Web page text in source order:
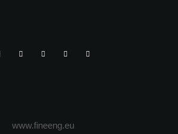
www.fineeng.eu